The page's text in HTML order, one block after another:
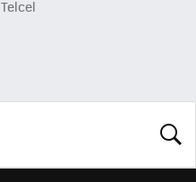
Telcel